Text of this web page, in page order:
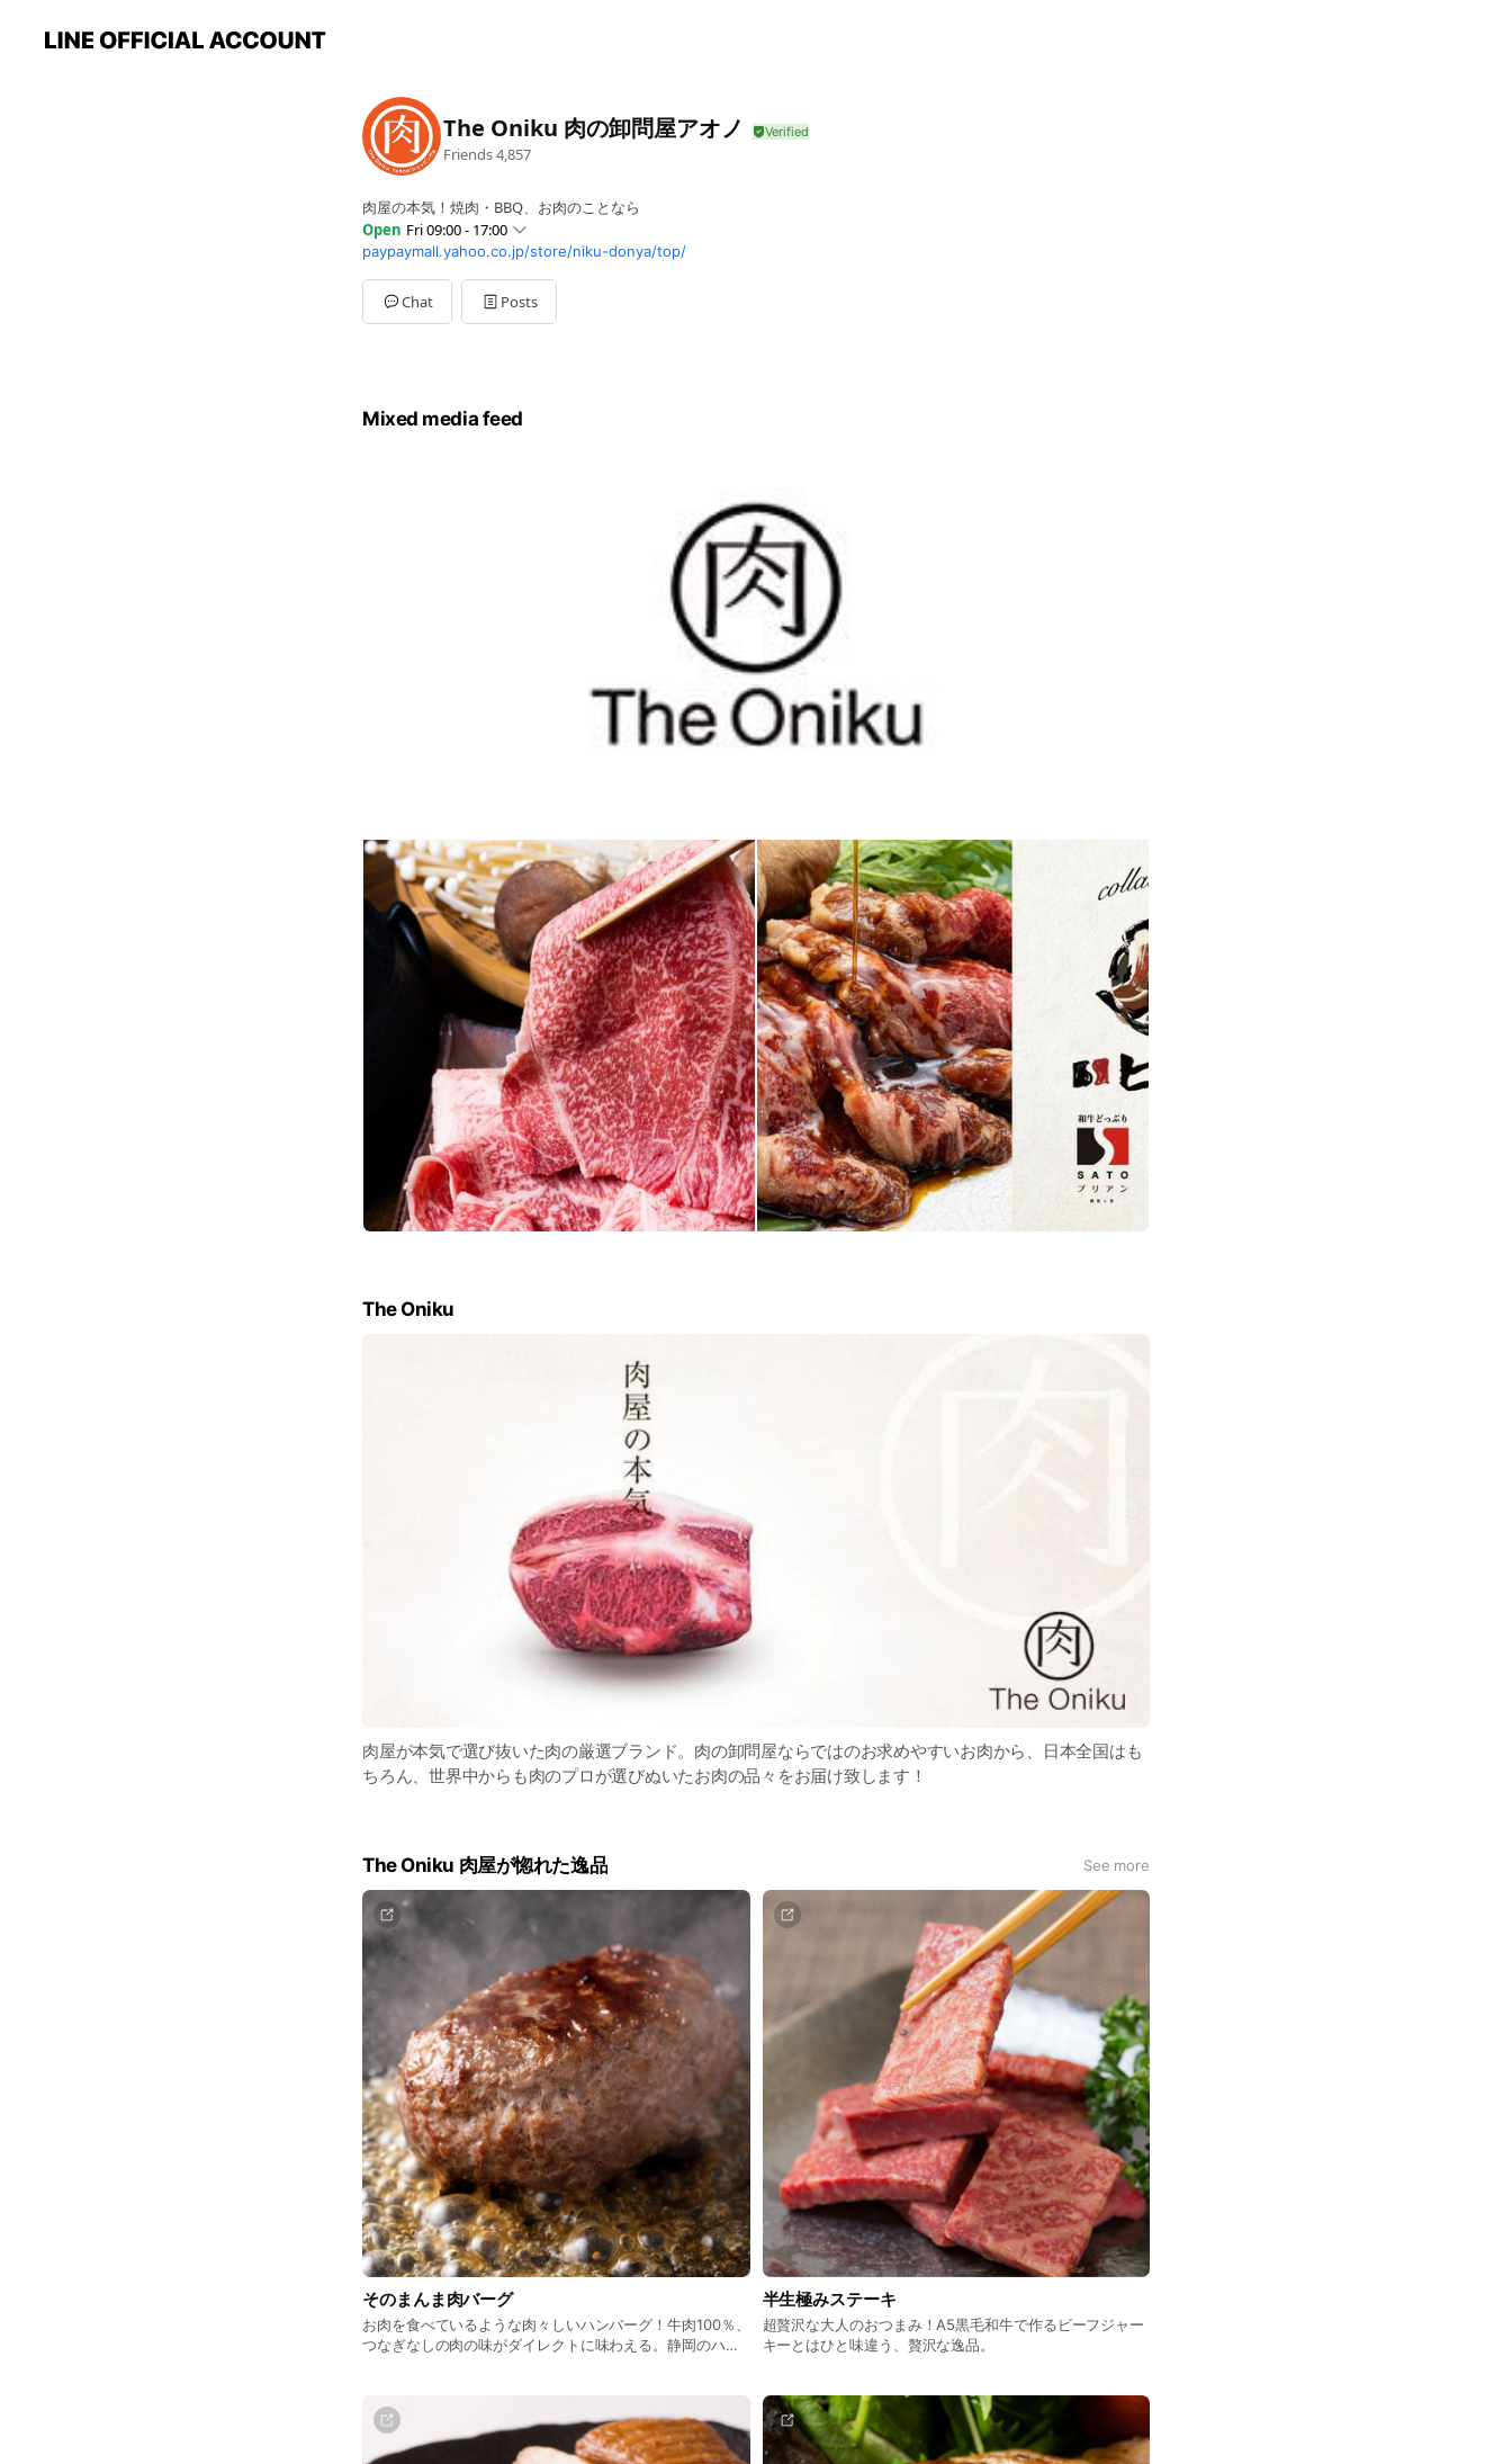
The Oniku 肉の卸問屋アオノ
Friends4,857
肉屋の本気！焼肉・BBQ、お肉のことなら
Open Fri 09:00 - 17:00
SunClosed
Mon09:00 - 17:00
Tue09:00 - 17:00
WedClosed
paypaymall.yahoo.co.jp/store/niku-donya/top/
Chat Posts
Mixed media feed
The Oniku
肉屋が本気で選び抜いた肉の厳選ブランド。肉の卸問屋ならではのお求めやすいお肉から、日本全国はも
ちろん、世界中からも肉のプロが選びぬいたお肉の品々をお届け致します！
The Oniku 肉屋が惚れた逸品 See more
そのまんま肉バーグ
お肉を食べているような肉々しいハンバーグ！牛肉100％、
つなぎなしの肉の味がダイレクトに味わえる。静岡のハン
半生極みステーキ
超贅沢な大人のおつまみ！A5黒毛和牛で作るビーフジャー
キーとはひと味違う、贅沢な逸品。